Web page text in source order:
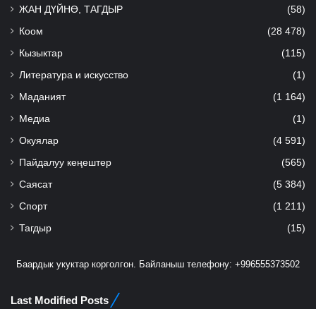
ЖАН ДҮЙНӨ, ТАГДЫР (58)
Коом (28 478)
Кызыктар (115)
Литература и искусство (1)
Маданият (1 164)
Медиа (1)
Окуялар (4 591)
Пайдалуу кеңештер (565)
Саясат (5 384)
Спорт (1 211)
Тагдыр (15)
Баардык укуктар корголгон. Байланыш телефону: +996555373502
Last Modified Posts